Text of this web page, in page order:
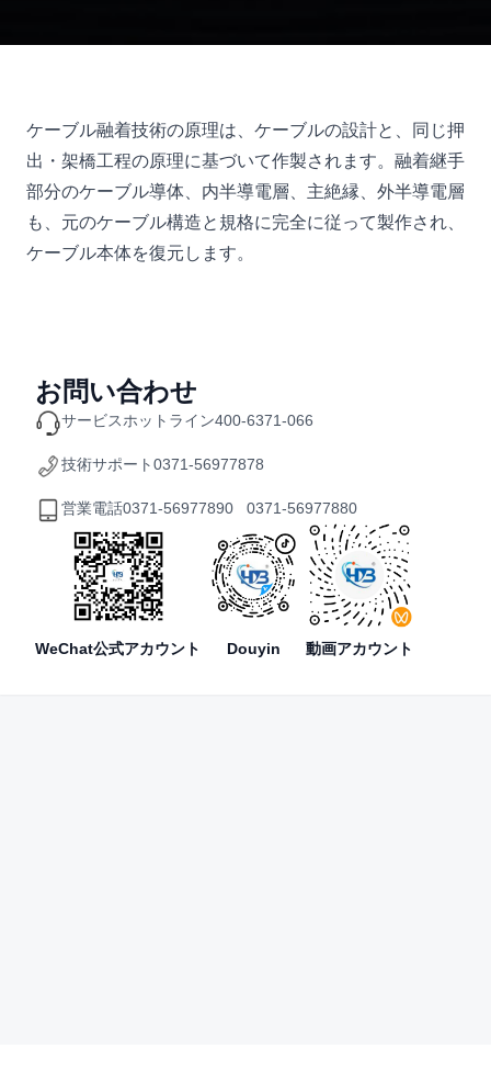
ケーブル融着技術の原理は、ケーブルの設計と、同じ押
出・架橋工程の原理に基づいて作製されます。融着継手
部分のケーブル導体、内半導電層、主絶縁、外半導電層
も、元のケーブル構造と規格に完全に従って製作され、
ケーブル本体を復元します。
お問い合わせ
サービスホットライン400-6371-066
技術サポート0371-56977878
営業電話0371-56977890 0371-56977880
WeChat公式アカウント Douyin 動画アカウント